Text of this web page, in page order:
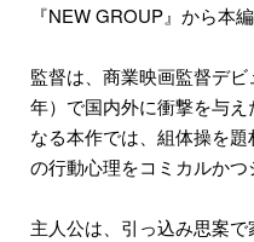
『NEW GROUP』から本
監督は、商業映画監督デ
年）で国内外に衝撃を与
なる本作では、組体操を
の行動心理をコミカルかつ
主人公は、引っ込み思案